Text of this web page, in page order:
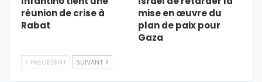
réunion de crise à
Rabat
mise en œuvre du
plan de paix pour
Gaza
PRÉCÉDENT SUIVANT